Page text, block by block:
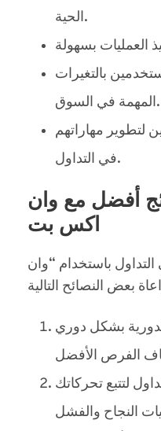
الحية.
بالتغيرات
المهمة في السوق.
لتطوير مهاراتهم
في التداول.
أفضل مع وان
اكس بت
باستخدام “وان
بشكل دوري
لتتبع تحركاتك